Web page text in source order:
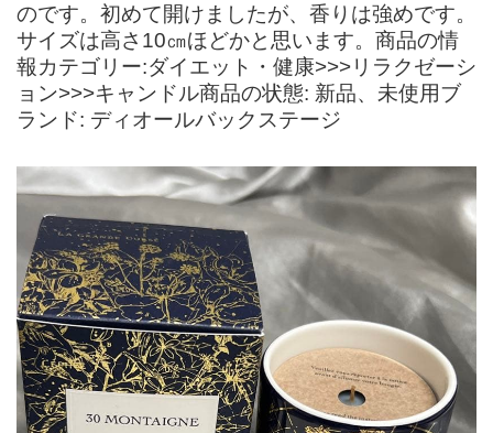
のです。初めて開けましたが、香りは強めです。
サイズは高さ10㎝ほどかと思います。商品の情
報カテゴリー:ダイエット・健康>>>リラクゼーシ
ョン>>>キャンドル商品の状態: 新品、未使用ブ
ランド: ディオールバックステージ